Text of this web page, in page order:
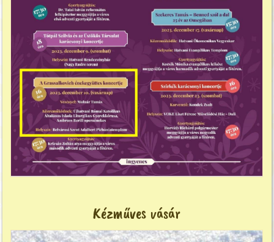
Kézműves vásár